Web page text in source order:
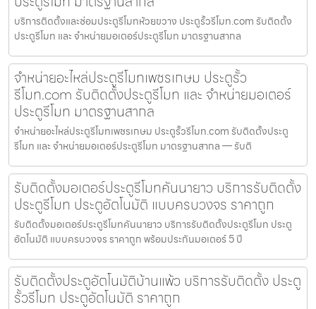
บริการติดตั้งและซ่อมประตูรีโมทห้วยขวาง ประตูรั้วรีโมท.com รับติดตั้ง
ประตูรีโมท และ จำหน่ายมอเตอร์ประตูรีโมท มาตรฐานสากล
จำหน่ายอะไหล่ประตูรีโมทเพชรเกษม ประตูรั้ว
รีโมท.com รับติดตั้งประตูรีโมท และ จำหน่ายมอเตอร์
ประตูรีโมท มาตรฐานสากล
จำหน่ายอะไหล่ประตูรีโมทเพชรเกษม ประตูรั้วรีโมท.com รับติดตั้งประตู
รีโมท และ จำหน่ายมอเตอร์ประตูรีโมท มาตรฐานสากล — รับติ
รับติดตั้งมอเตอร์ประตูรีโมทคันนายาว บริการรับติดตั้ง
ประตูรีโมท ประตูอัตโนมัติ แบบครบวงจร ราคาถูก
รับติดตั้งมอเตอร์ประตูรีโมทคันนายาว บริการรับติดตั้งประตูรีโมท ประตู
อัตโนมัติ แบบครบวงจร ราคาถูก พร้อมประกันมอเตอร์ 5 ปี
รับติดตั้งประตูอัตโนมัติบ้านแพ้ว บริการรับติดตั้ง ประตู
รั้วรีโมท ประตูอัตโนมัติ ราคาถูก